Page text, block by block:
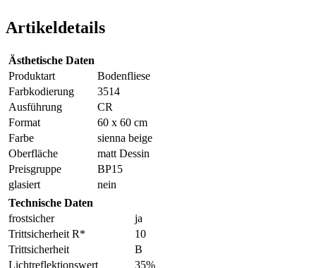
Artikeldetails
Ästhetische Daten
Produktart
Bodenfliese
Farbkodierung
3514
Ausführung
CR
Format
60 x 60 cm
Farbe
sienna beige
Oberfläche
matt Dessin
Preisgruppe
BP15
glasiert
nein
Technische Daten
frostsicher
ja
Trittsicherheit R*
10
Trittsicherheit
B
Lichtreflektionswert
35%